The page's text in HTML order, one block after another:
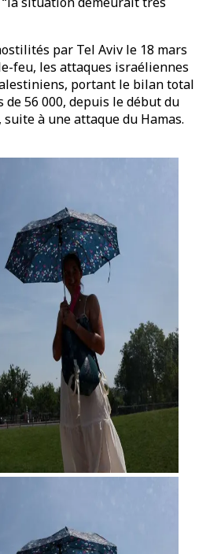
par Tel Aviv le 18 mars
feu, les attaques israéliennes
portant le bilan total
de 56 000, depuis le début du
à une attaque du Hamas.